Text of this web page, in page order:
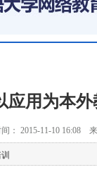
应用为本
： 2015-11-10 16:08